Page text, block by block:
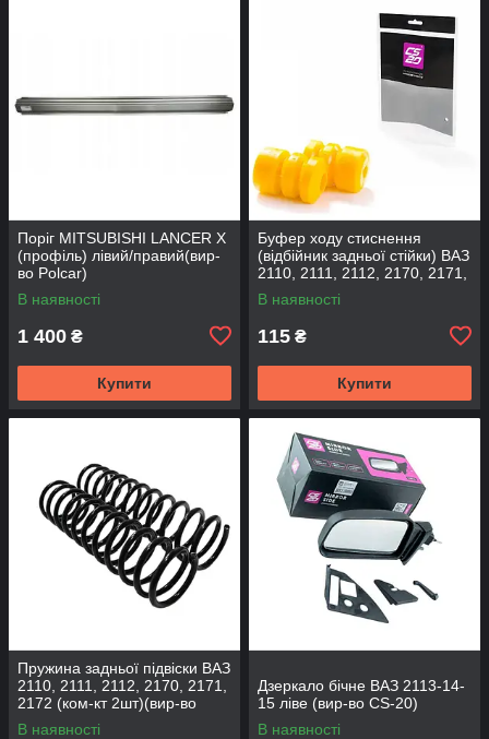
Поріг MITSUBISHI LANCER Х
(профіль) лівий/правий(вир-
во Polcar)
В наявності
1 400 ₴
Купити
Буфер ходу стиснення
(відбійник задньої стійки) ВАЗ
2110, 2111, 2112, 2170, 2171,
2172 (2шт) (вир-во CS-20
В наявності
115 ₴
Купити
Пружина задньої підвіски ВАЗ
2110, 2111, 2112, 2170, 2171,
2172 (ком-кт 2шт)(вир-во
SKADI)
В наявності
Дзеркало бічне ВАЗ 2113-14-
15 ліве (вир-во CS-20)
В наявності